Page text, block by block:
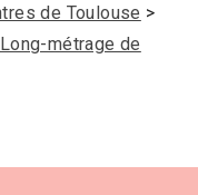
de Toulouse >
métrage de